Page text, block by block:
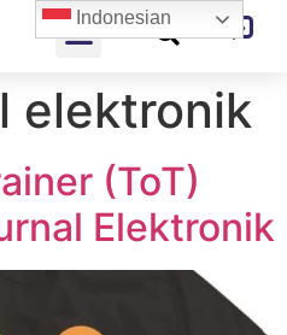
elektronik
(ToT)
Elektronik
Indonesian